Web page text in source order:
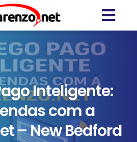
Inteligente:
com a
– New Bedford